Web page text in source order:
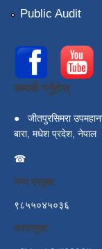
Public Audit
सम्पर्क गर्नुहोस्
●
जीतपुरसिमरा
बारा, मधेश प्रदेश, नेपाल
☎
नगर प्रमुख:
९८५५०४५०३६
उपप्रमुख: